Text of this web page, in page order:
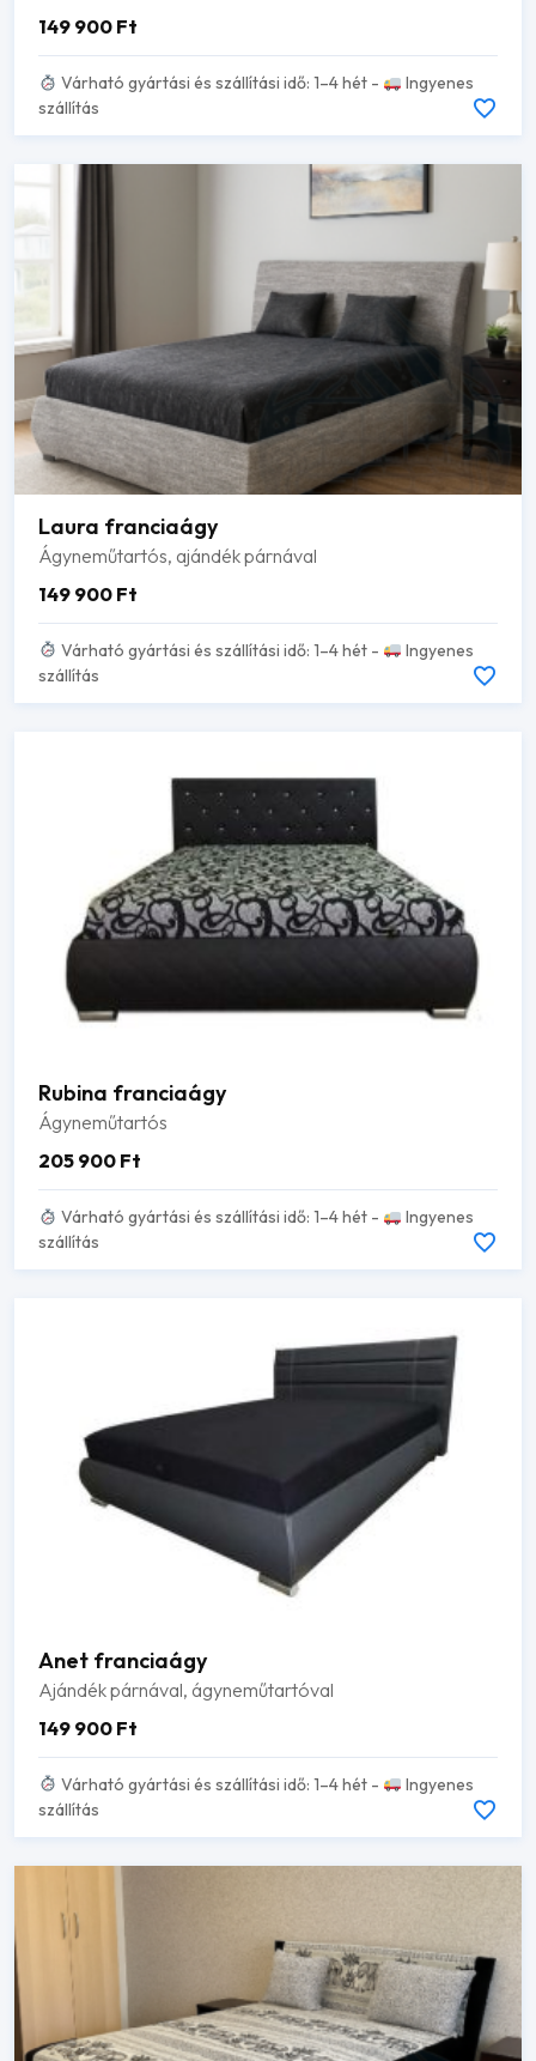
149 900 Ft
Várható gyártási és szállítási idő: 1–4 hét -
Ingyenes
szállítás
Laura franciaágy
Ágyneműtartós, ajándék párnával
149 900 Ft
Várható gyártási és szállítási idő: 1–4 hét -
Ingyenes
szállítás
Rubina franciaágy
Ágyneműtartós
205 900 Ft
Várható gyártási és szállítási idő: 1–4 hét -
Ingyenes
szállítás
Anet franciaágy
Ajándék párnával, ágyneműtartóval
149 900 Ft
Várható gyártási és szállítási idő: 1–4 hét -
Ingyenes
szállítás